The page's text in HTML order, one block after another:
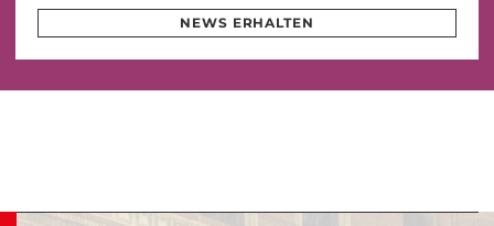
NEWS ERHALTEN